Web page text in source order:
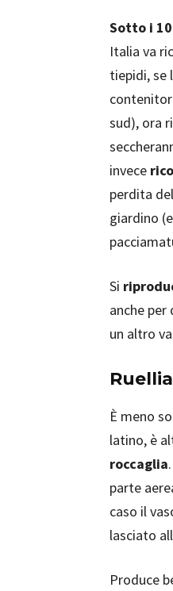
Sotto i
Italia va
tiepidi, se
sud), ora
invece
perdita
giardino
Si
anche per
un altro
È meno
latino, è
roccaglia
parte
caso il
lasciato
Produce